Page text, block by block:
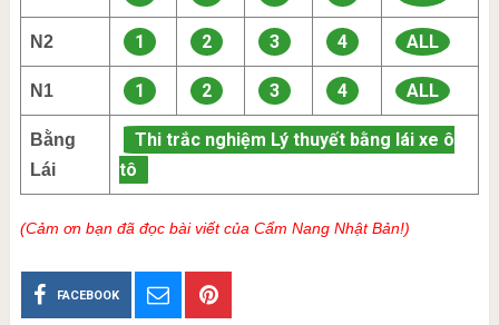
N2 1 2 3 4 ALL
N1 1 2 3 4 ALL
Bằng
Lái
Thi trắc nghiệm Lý thuyết bằng lái xe ô
tô
(Cảm ơn bạn đã đọc bài viết của Cẩm Nang Nhật Bản!)
FACEBOOK